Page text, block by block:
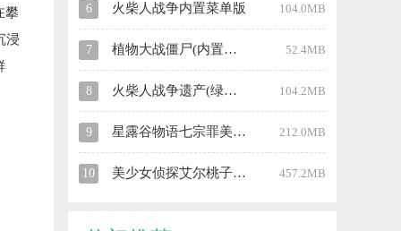
攀
浸
6 火柴人战争内置菜单版 104.0MB
7 植物大战僵尸(内置菜单)中文版 52.4MB
8 火柴人战争遗产(绿色钥匙)修改器 104.2MB
9 星露谷物语七宗罪美化版 212.0MB
10 美少女侦探艾尔桃子移植汉化版 457.2MB